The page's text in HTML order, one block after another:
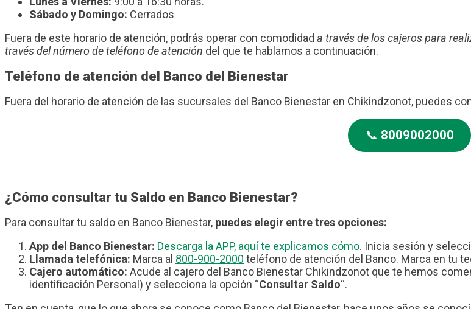
Sábado y Domingo: Cerrados
Fuera de este horario de atención, podrás operar con comodidad a través de los cajeros para
través del número de teléfono de atención del que te hablamos a continuación.
Teléfono de atención del Banco del Bienestar
Fuera del horario de atención de las sucursales del Banco Bienestar en Chikindzonot, puedes
📞 8009002000
¿Cómo consultar tu Saldo en Banco Bienestar?
Para consultar tu saldo en Banco Bienestar, puedes elegir entre tres opciones:
App del Banco Bienestar: Descarga la APP, aquí te explicamos cómo. Inicia sesión y
Llamada telefónica: Marca al 800-900-2000 teléfono de atención del Banco. Marca en tu
Cajero automático: Acude al cajero del Banco Bienestar Chikindzonot que te hemos
identificación Personal) y selecciona la opción “Consultar Saldo“.